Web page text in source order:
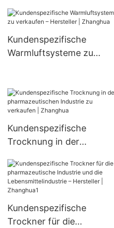
r für die pharmazeutische
Industrie
Kundenspezifische
Warmluftsysteme zu
Kundenspezifische
Trocknung in der
Industrie zu verkaufen |
Zhanghua
Kundenspezifische
Trockner für die